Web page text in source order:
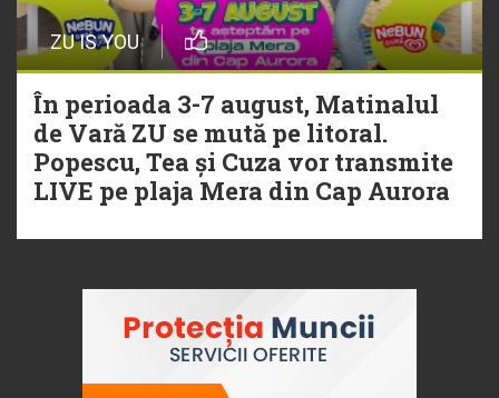
ZU IS YOU
În perioada 3-7 august, Matinalul
de Vară ZU se mută pe litoral.
Popescu, Tea și Cuza vor transmite
LIVE pe plaja Mera din Cap Aurora